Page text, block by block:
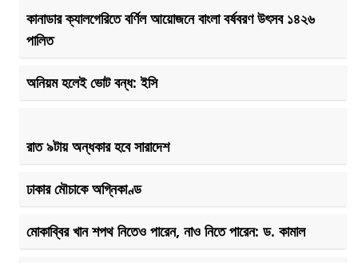
কানাডার ক্যালগেরিতে বর্ণিল আয়োজনে বাংলা বর্ষবরণ উৎসব ১৪২৬
পালিত
অনিয়ম হলেই ভোট বন্ধ: ইসি
রাত ৯টায় অন্ধকার হবে সারাদেশ
ঢাকার মৌচাকে অগ্নিকাণ্ড
মোকাব্বির খান শপথ নিতেও পারেন, নাও নিতে পারেন: ড. কামাল